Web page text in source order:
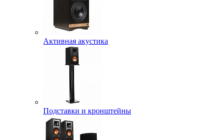
Активная акустика
Подставки и кронштейны